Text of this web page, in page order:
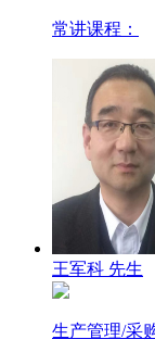
常讲课程：
王军科 先生
生产管理/采